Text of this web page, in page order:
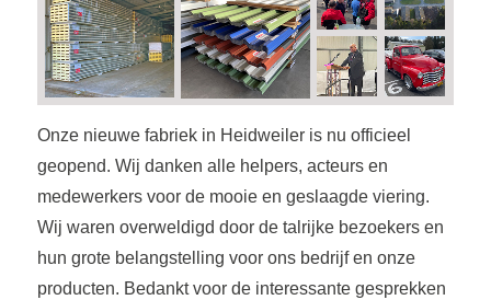
Onze nieuwe fabriek in Heidweiler is nu officieel
geopend. Wij danken alle helpers, acteurs en
medewerkers voor de mooie en geslaagde viering.
Wij waren overweldigd door de talrijke bezoekers en
hun grote belangstelling voor ons bedrijf en onze
producten. Bedankt voor de interessante gesprekken